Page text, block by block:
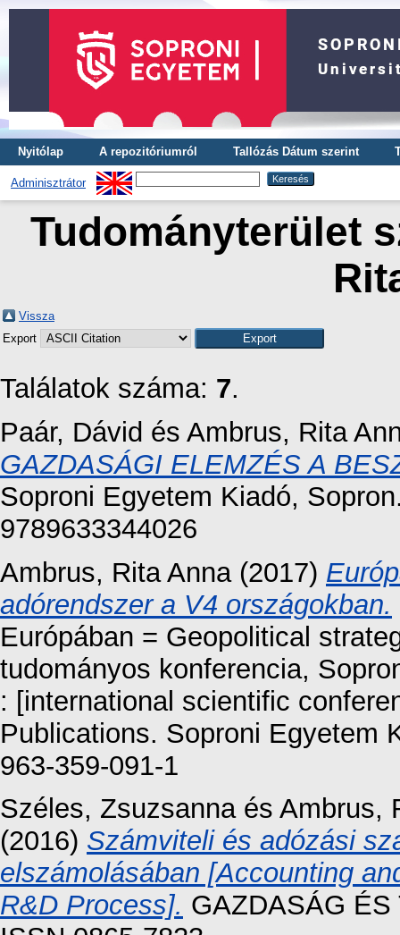
Nyitólap A repozitóriumról Tallózás Dátum szerint
Adminisztrátor
Tudományterület
Vissza
Export
Találatok száma: 7.
Paár, Dávid és Ambrus, Rita
GAZDASÁGI ELEMZÉS A
Soproni Egyetem Kiadó,
9789633344026
Ambrus, Rita Anna(2017)
adórendszer a V4 országokban.
Európában = Geopolitical
tudományos konferencia,
: [international scientific
Publications. Soproni Egyetem
963-359-091-1
Széles, Zsuzsannaés Ambrus,
(2016) Számviteli és adózási
elszámolásában [Accounting
R&D Process]. GAZDASÁG